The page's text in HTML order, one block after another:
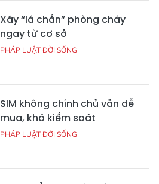
Xây “lá chắn” phòng cháy
ngay từ cơ sở
PHÁP LUẬT ĐỜI SỐNG
SIM không chính chủ vẫn dễ
mua, khó kiểm soát
PHÁP LUẬT ĐỜI SỐNG